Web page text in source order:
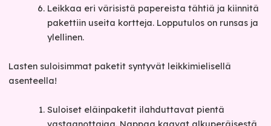
Leikkaa eri värisistä papereista tähtiä ja kiinnitä
pakettiin useita kortteja. Lopputulos on runsas ja
ylellinen.
Lasten suloisimmat paketit syntyvät leikkimielisellä
asenteella!
Suloiset eläinpaketit ilahduttavat pientä